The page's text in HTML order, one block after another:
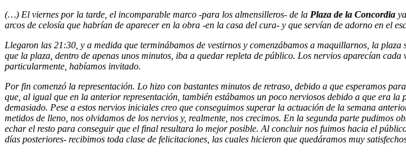
(…) El viernes por la tarde, el incomparable marco -para los almensilleros- de la Plaza de la Concordia
arcos de celosía que habrían de aparecer en la obra -en la casa del cura- y que servían de adorno en el
Llegaron las 21:30, y a medida que terminábamos de vestirnos y comenzábamos a maquillarnos, la
que la plaza, dentro de apenas unos minutos, iba a quedar repleta de público. Los nervios aparecían
particularmente, habíamos invitado.
Por fin comenzó la representación. Lo hizo con bastantes minutos de retraso, debido a que esperamos
que, al igual que en la anterior representación, también estábamos un poco nerviosos debido a que era
demasiado. Pese a estos nervios iniciales creo que conseguimos superar la actuación de la semana
metidos de lleno, nos olvidamos de los nervios y, realmente, nos crecimos. En la segunda parte
echar el resto para conseguir que el final resultara lo mejor posible. Al concluir nos fuimos hacia el
días posteriores- recibimos toda clase de felicitaciones, las cuales hicieron que quedáramos muy